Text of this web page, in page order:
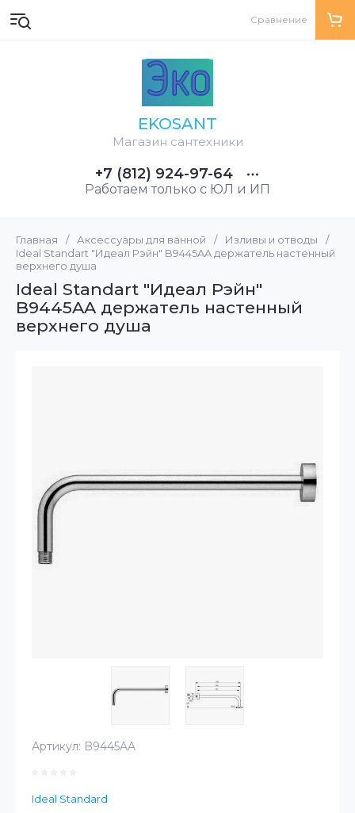
EKOSANT
Магазин сантехники
+7 (812) 924-97-64
Работаем только с ЮЛ и ИП
Сравнение
Главная / Аксессуары для ванной / Изливы и отводы
/
Ideal Standart "Идеал Рэйн" B9445AA держатель настенный
верхнего душа
Ideal Standart "Идеал Рэйн"
B9445AA держатель настенный
верхнего душа
Артикул: B9445AA
Ideal Standard